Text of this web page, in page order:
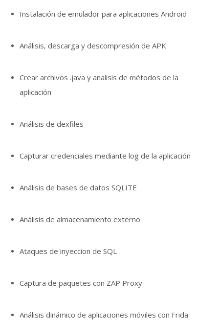
Instalación de emulador para aplicaciones Android
Análisis, descarga y descompresión de APK
Crear archivos .java y analisis de métodos de la
aplicación
Análisis de dexfiles
Capturar credenciales mediante log de la aplicación
Análisis de bases de datos SQLITE
Análisis de almacenamiento externo
Ataques de inyeccion de SQL
Captura de paquetes con ZAP Proxy
Análisis dinámico de aplicaciones móviles con Frida